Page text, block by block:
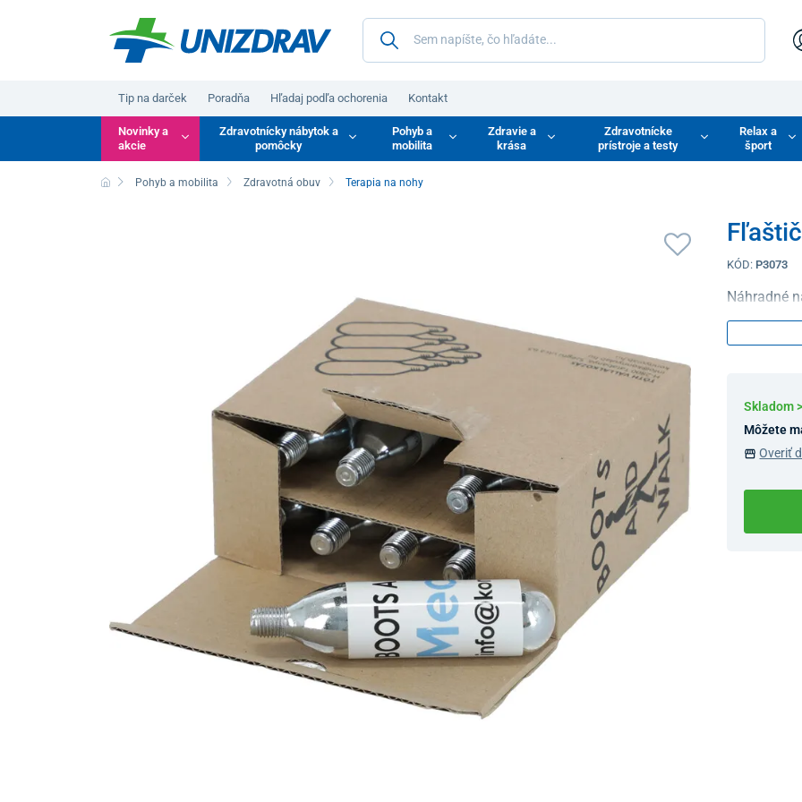
Tip na darček Poradňa Hľadaj podľa ochorenia Kontakt
Novinky a
akcie
Zdravotnícky nábytok a
pomôcky
Pohyb a
mobilita
Zdravie a
krása
Zdravotnícke
prístroje a testy
Relax a
šport
Pohyb a mobilita Zdravotná obuv Terapia na nohy
KÓD: P3073
Náhradné
Skladom
Môžete
Overiť